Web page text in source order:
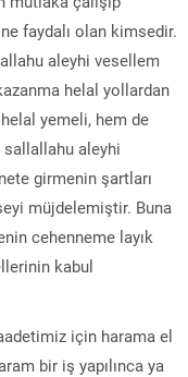
faydalı olan kimsedir.
aleyhi vesellem
helal yollardan
yemeli, hem de
sallallahu aleyhi
girmenin şartları
müjdelemiştir. Buna
cehenneme layık
kabul
için harama el
bir iş yapılınca ya